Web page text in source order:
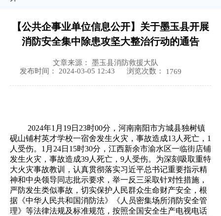
【公共企事业单位信息公开】关于墨玉县开展
消防安全集中除患攻坚大整治行动的通告
文章来源： 墨玉县消防救援大队
发布时间： 2024-03-05 12:43
浏览次数： 1769
2024年1月19日23时00分，河南南阳市方城县独树镇
砚山铺村英才学校一宿舍发生火灾，事故造成13人死亡，1
人受伤。1月24日15时30分，江西新余市渝水区一临街店铺
发生火灾，事故造成39人死亡，9人受伤。为深刻吸取重特
大火灾事故教训，认真贯彻落实习近平总书记重要指示精
神和中央领导同志批示要求，举一反三采取针对性措施，
严防发生类似事故，切实保护人民群众生命财产安全，根
据《中华人民共和国消防法》《人员密集场所消防安全管
理》等法律法规及标准规范，按照全国安全生产电视电话